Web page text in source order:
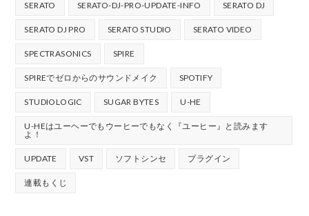
SERATO SERATO-DJ-PRO-UPDATE-INFO SERATO DJ
SERATO DJ PRO SERATO STUDIO SERATO VIDEO
SPECTRASONICS SPIRE
SPIREでゼロからのサウンドメイク SPOTIFY
STUDIOLOGIC SUGAR BYTES U-HE
U-HEはユーヘーでもウーヒーでもなく『ユーヒー』と読みます
よ！
UPDATE VST ソフトシンセ プラグイン
連載もくじ